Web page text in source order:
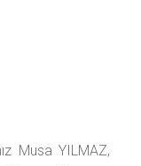
Musa YILMAZ,